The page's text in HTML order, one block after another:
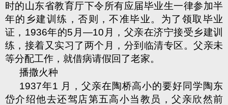
时的山东省教育厅下令所有应届毕业生一律参加半
年的乡建训练，否则，不准毕业。为了领取毕业
证， 1936年的5 月—10 月，父亲在济宁接受乡建训
练，接着又实习了两个月，分到临清专区。父亲未
等分配工作，就借病请假回了老家。
播撒火种
1937年1 月，父亲在陶桥高小的要好同学陶东
岱介绍他去还驾店第五高小当教员，父亲欣然前